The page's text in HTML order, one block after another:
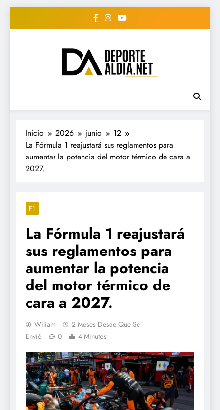
• DEPORTE AL DIA •
"Periodico Deportivo
Digital"
#deportealdiard #deportealdiaperiodico
Inicio 2026 junio
12
La Fórmula 1 reajustará sus reglamentos para
aumentar la potencia del motor térmico de cara a
2027.
F1
La Fórmula 1 reajustará
sus reglamentos para
aumentar la potencia
del motor térmico de
cara a 2027.
Wiliam
2 Meses Desde Que Se
Envió
0 4 Minutos